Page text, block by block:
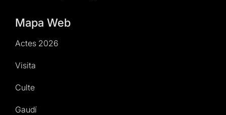
Mapa Web
Actes 2026
Visita
Culte
Gaudí